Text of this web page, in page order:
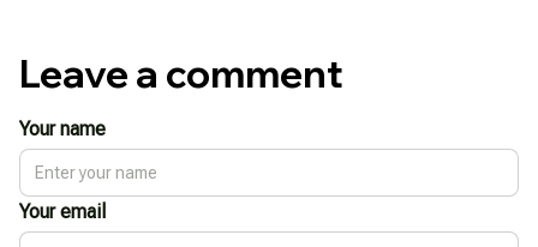
Leave a comment
Your name
Your email